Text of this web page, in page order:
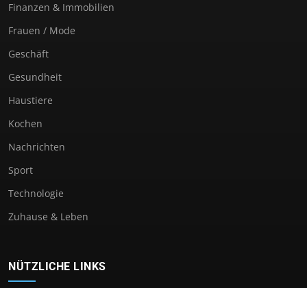
Finanzen & Immobilien
Frauen / Mode
Geschäft
Gesundheit
Haustiere
Kochen
Nachrichten
Sport
Technologie
Zuhause & Leben
NÜTZLICHE LINKS